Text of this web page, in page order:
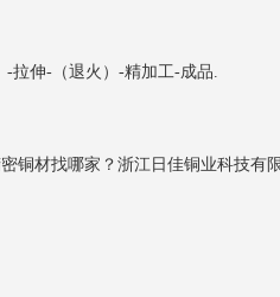
拉伸-（退火）-精加工-成品.
铜材找哪家？浙江日佳铜业科技有